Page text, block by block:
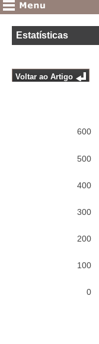
Estatísticas
Voltar ao Artigo
0
100
200
300
400
500
600